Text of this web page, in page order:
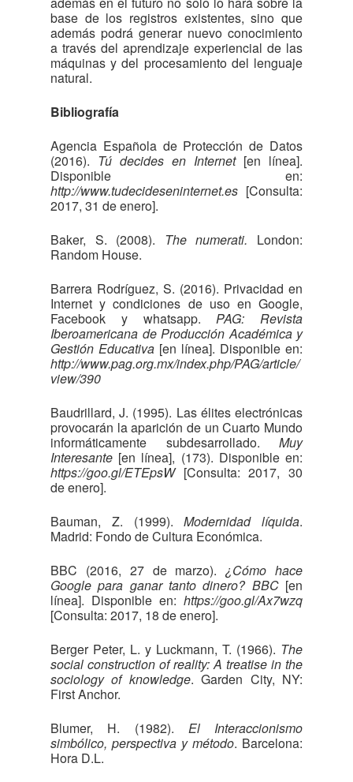
base de los registros existentes, sino que
además podrá generar nuevo conocimiento
a través del aprendizaje experiencial de las
máquinas y del procesamiento del lenguaje
natural.
Bibliografía
Agencia Española de Protección de Datos
(2016). Tú decides en Internet [en línea].
Disponible en:
http://www.tudecideseninternet.es [Consulta:
2017, 31 de enero].
Baker, S. (2008). The numerati. London:
Random House.
Barrera Rodríguez, S. (2016). Privacidad en
Internet y condiciones de uso en Google,
Facebook y whatsapp.PAG: Revista
Iberoamericana de Producción Académica y
Gestión Educativa [en línea]. Disponible en:
http://www.pag.org.mx/index.php/PAG/article/
view/390
Baudrillard, J. (1995). Las élites electrónicas
provocarán la aparición de un Cuarto Mundo
informáticamente subdesarrollado. Muy
Interesante [en línea], (173). Disponible en:
https://goo.gl/ETEpsW[Consulta: 2017, 30
de enero].
Bauman, Z. (1999).Modernidad líquida.
Madrid: Fondo de Cultura Económica.
BBC (2016, 27 de marzo).¿Cómo hace
Google para ganar tanto dinero? BBC[en
línea]. Disponible en: https://goo.gl/Ax7wzq
[Consulta: 2017, 18 de enero].
Berger Peter, L. y Luckmann, T. (1966). The
social construction of reality: A treatise in the
sociology of knowledge. Garden City, NY:
First Anchor.
Blumer, H. (1982). El Interaccionismo
simbólico, perspectiva y método. Barcelona:
Hora D.L.